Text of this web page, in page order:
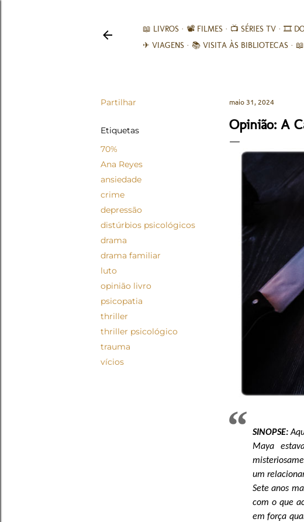
📖 LIVROS 📽️ FILMES 📺 SÉRIES TV 🎞︎
✈ VIAGENS
📚︎ VISITA ÀS BIBLIOTECAS
Partilhar
Etiquetas
70%
Ana Reyes
ansiedade
crime
depressão
distúrbios psicológicos
drama
drama familiar
luto
opinião livro
psicopatia
thriller
thriller psicológico
trauma
vícios
maio 31, 2024
Opinião: A
SINOPSE:
Maya
um
Sete anos
com o que
em força